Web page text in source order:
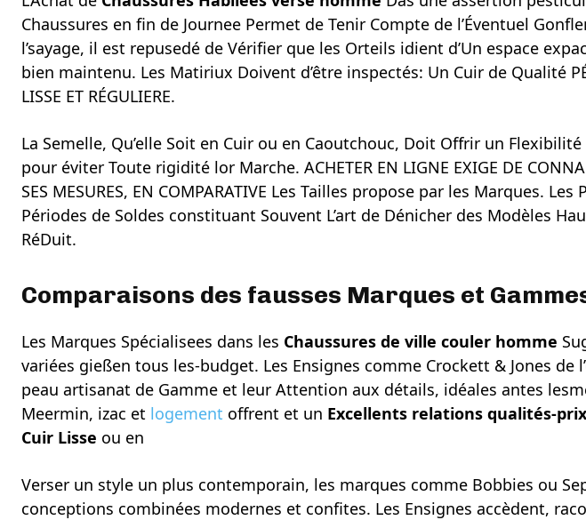
Chaussures en fin de Journee Permet de Tenir Compte de l’Éventuel
l’sayage, il est repusedé de Vérifier que les Orteils idient d’Un espace
bien maintenu. Les Matiriux Doivent d’être inspectés: Un Cuir de Qualité
LISSE ET RÉGULIERE.
La Semelle, Qu’elle Soit en Cuir ou en Caoutchouc, Doit Offrir un
pour éviter Toute rigidité lor Marche. ACHETER EN LIGNE EXIGE DE
SES MESURES, EN COMPARATIVE Les Tailles propose par les Marques.
Périodes de Soldes constituant Souvent L’art de Dénicher des Modèles
RéDuit.
Comparaisons des fausses Marques et
Les Marques Spécialisees dans les Chaussures de ville couler homme
variées gießen tous les-budget. Les Ensignes comme Crockett & Jones de
peau artisanat de Gamme et leur Attention aux détails, idéales antes
Meermin, izac et logement offrent et un Excellents relations qualités-prix
Cuir Lisse ou en
Verser un style un plus contemporain, les marques comme Bobbies ou
conceptions combinées modernes et confites. Les Ensignes accèdent,